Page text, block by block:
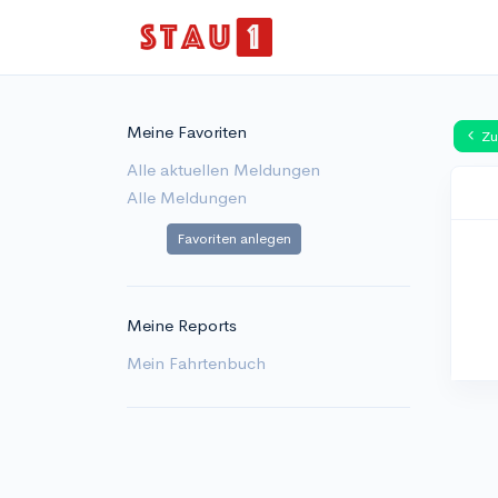
Meine Favoriten
Alle aktuellen Meldungen
Alle Meldungen
Favoriten anlegen
Meine Reports
Mein Fahrtenbuch